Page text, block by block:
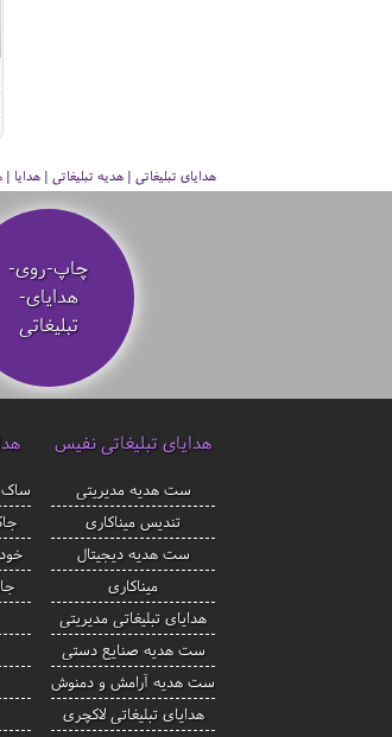
هدایای تبلیغاتی | هدیه تبلیغاتی |
چاپ-روی-
هدایای-
تبلیغاتی
هدایای تبلیغاتی نفیس
ست هدیه مدیریتی
تندیس میناکاری
ست هدیه دیجیتال
میناکاری
هدایای تبلیغاتی مدیریتی
ست هدیه صنایع دستی
ست هدیه آرامش و دمنوش
هدایای تبلیغاتی لاکچری
ساک